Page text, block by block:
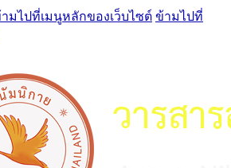
มไปที่เมนูหลักของเว็บไซต์ ข้ามไปที่